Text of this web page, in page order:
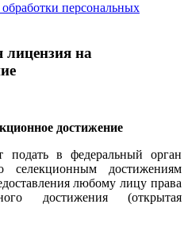
персональных
на
достижение
подать в федеральный орган
селекционным достижениям
любому лицу права
достижения (открытая